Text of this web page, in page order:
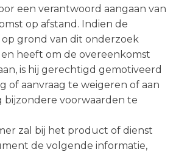
een verantwoord aangaan van
op afstand. Indien de
grond van dit onderzoek
heeft om de overeenkomst
is hij gerechtigd gemotiveerd
of aanvraag te weigeren of aan
bijzondere voorwaarden te
zal bij het product of dienst
de volgende informatie,